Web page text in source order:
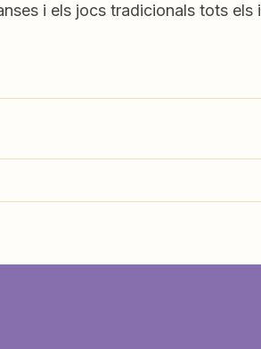
i els jocs tradicionals tots els